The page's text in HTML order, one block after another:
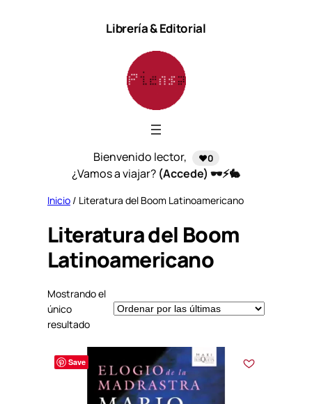
Librería & Editorial
Bienvenido lector, ❤️0
¿Vamos a viajar? (Accede) 🕶️⚡🐇
Inicio / Literatura del Boom Latinoamericano
Literatura del Boom
Latinoamericano
Mostrando el
único
resultado
Save